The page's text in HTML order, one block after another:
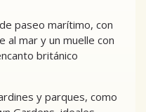
paseo marítimo, con
al mar y un muelle con
británico
y parques, como